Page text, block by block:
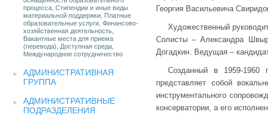
процесса, Стипендии и иные виды
материальной поддержки, Платные
образовательные услуги, Финансово-
хозяйственная деятельность,
Вакантные места для приема
(перевода), Доступная среда,
Международное сотрудничество
АДМИНИСТРАТИВНАЯ
ГРУППА
АДМИНИСТРАТИВНЫЕ
ПОДРАЗДЕЛЕНИЯ
Георгия Васильевича
Художественный
Солисты – Александра
Догадкин. Ведущая –
Созданный в 1959-1960
представляет собой
инструментального
консерватории, а его